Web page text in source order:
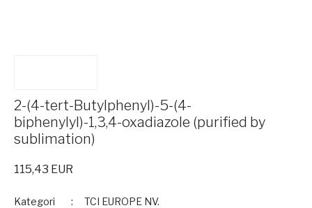
2-(4-tert-Butylphenyl)-5-(4-
biphenylyl)-1,3,4-oxadiazole (purified by
sublimation)
115,43 EUR
Kategori
TCI EUROPE NV.